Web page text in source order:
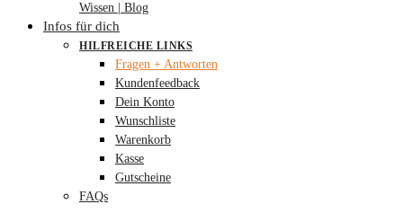
Wissen | Blog
Infos für dich
HILFREICHE LINKS
Fragen + Antworten
Kundenfeedback
Dein Konto
Wunschliste
Warenkorb
Kasse
Gutscheine
FAQs